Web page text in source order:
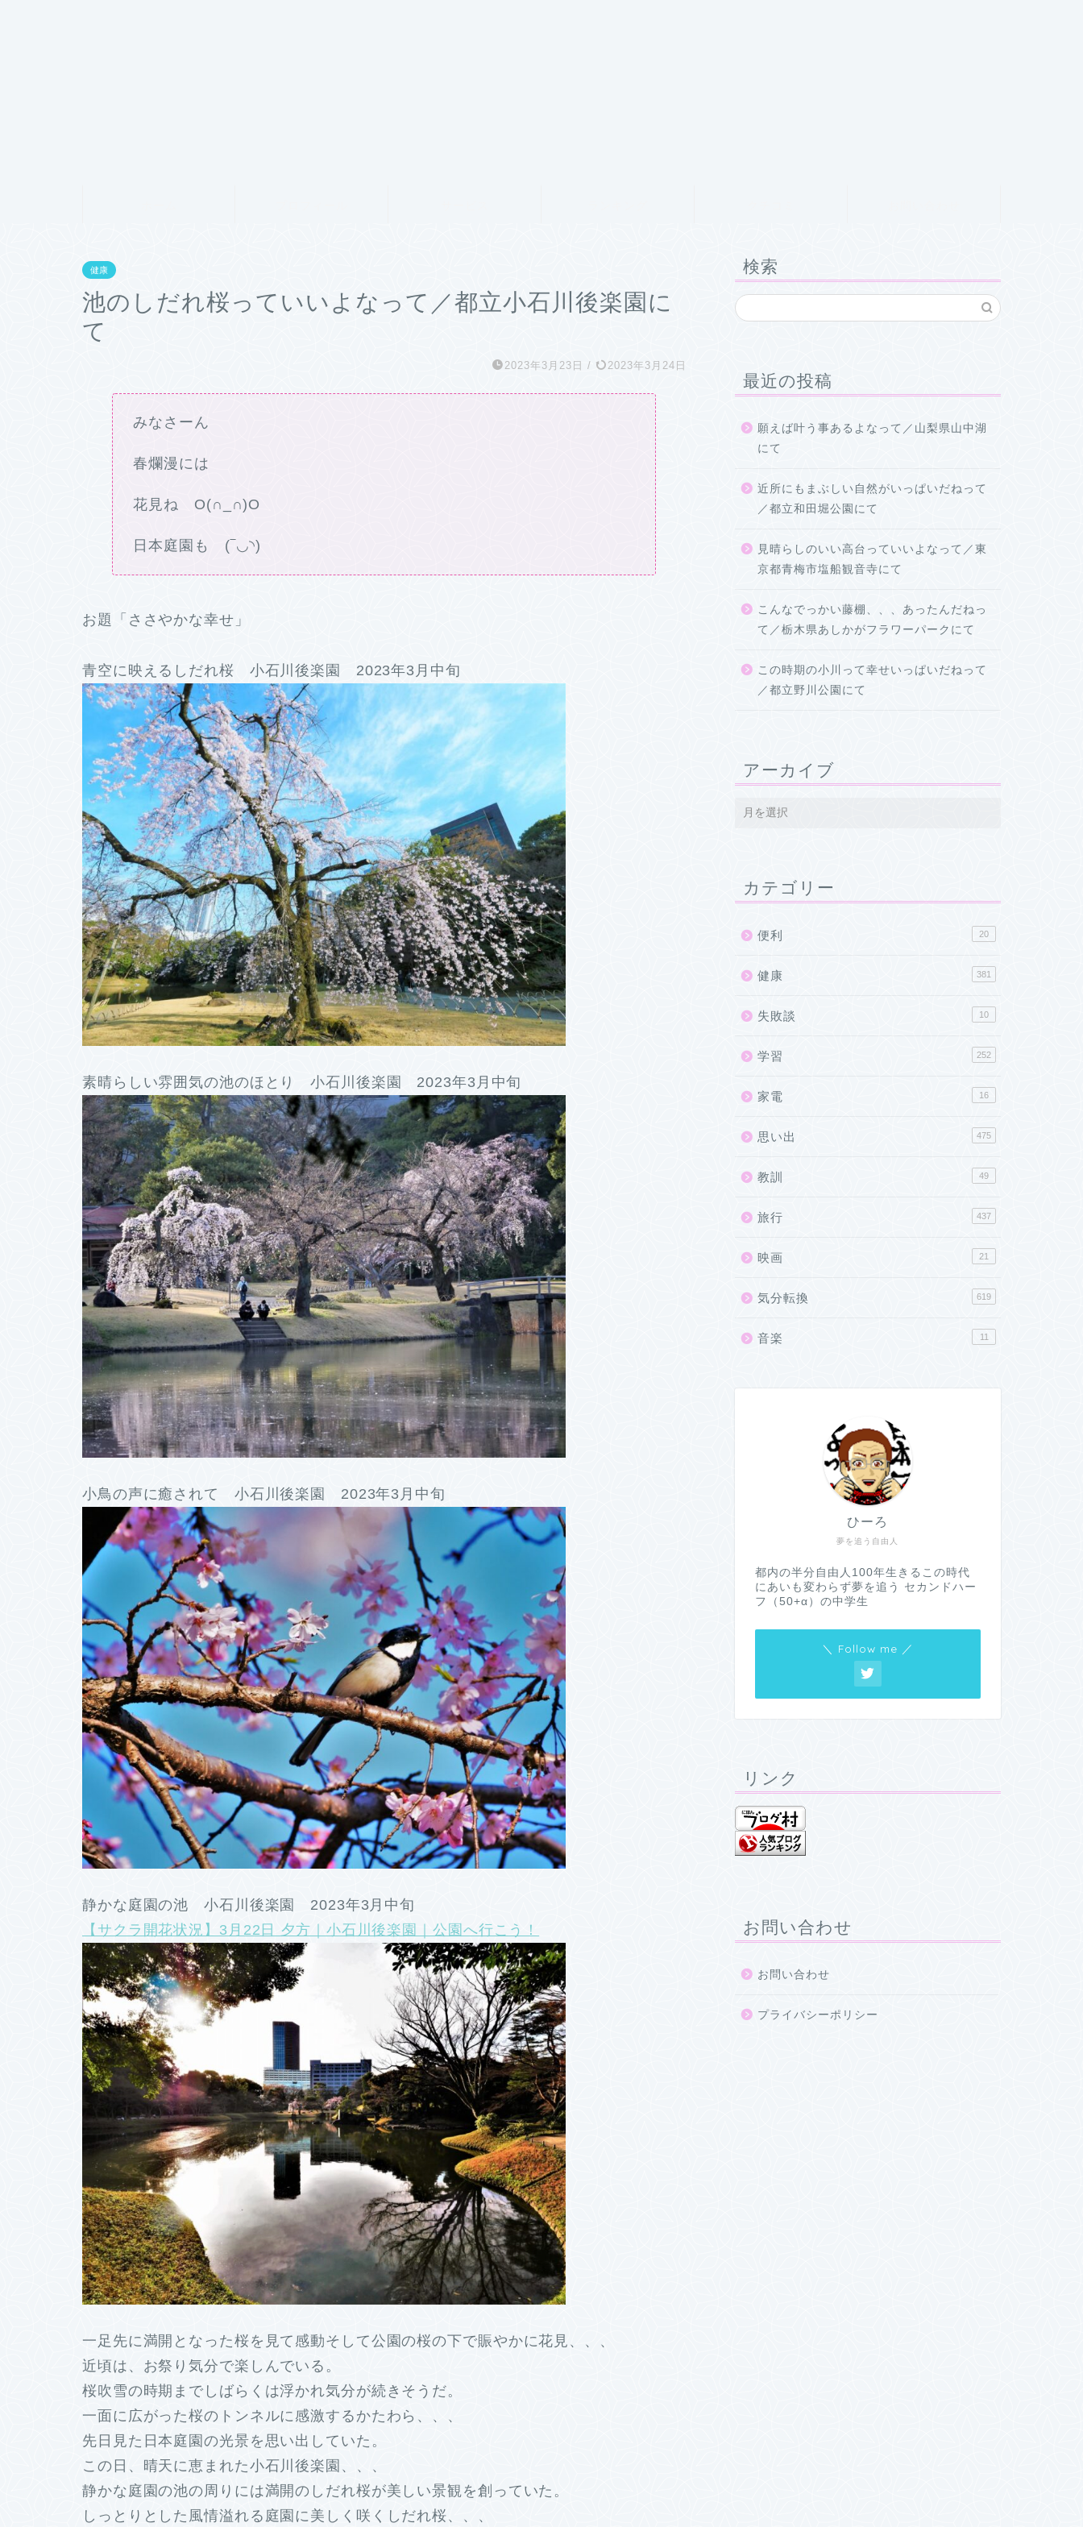
健康
池のしだれ桜っていいよなって／都立小石川後楽園に
て
2023年3月23日 / 2023年3月24日
みなさーん
春爛漫には
花見ね O(∩_∩)O
日本庭園も (‾◡◝)
お題「ささやかな幸せ」
青空に映えるしだれ桜 小石川後楽園 2023年3月中旬
素晴らしい雰囲気の池のほとり 小石川後楽園 2023年3月中旬
小鳥の声に癒されて 小石川後楽園 2023年3月中旬
静かな庭園の池 小石川後楽園 2023年3月中旬
【サクラ開花状況】3月22日 夕方｜小石川後楽園｜公園へ行こう！
一足先に満開となった桜を見て感動そして公園の桜の下で賑やかに花見、、、
近頃は、お祭り気分で楽しんでいる。
桜吹雪の時期までしばらくは浮かれ気分が続きそうだ。
一面に広がった桜のトンネルに感激するかたわら、、、
先日見た日本庭園の光景を思い出していた。
この日、晴天に恵まれた小石川後楽園、、、
静かな庭園の池の周りには満開のしだれ桜が美しい景観を創っていた。
しっとりとした風情溢れる庭園に美しく咲くしだれ桜、、、
検索
最近の投稿
願えば叶う事あるよなって／山梨県山中湖
にて
近所にもまぶしい自然がいっぱいだねって
／都立和田堀公園にて
見晴らしのいい高台っていいよなって／東
京都青梅市塩船観音寺にて
こんなでっかい藤棚、、、あったんだねっ
て／栃木県あしかがフラワーパークにて
この時期の小川って幸せいっぱいだねって
／都立野川公園にて
アーカイブ
カテゴリー
便利 20
健康 381
失敗談 10
学習 252
家電 16
思い出 475
教訓 49
旅行 437
映画 21
気分転換 619
音楽 11
夢を追う自由人
ひーろ
都内の半分自由人100年生きるこの時代
にあいも変わらず夢を追う セカンドハー
フ（50+α）の中学生
＼ Follow me ／
リンク
お問い合わせ
お問い合わせ
プライバシーポリシー